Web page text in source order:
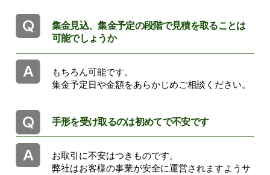
集金見込、集金予定の段階で見積を取ることは
可能でしょうか
もちろん可能です。
集金予定日や金額をあらかじめご相談ください。
手形を受け取るのは初めてで不安です
お取引に不安はつきものです。
弊社はお客様の事業が安全に運営されますようサ